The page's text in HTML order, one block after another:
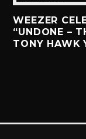
WEEZER
“UNDONE –
TONY HAWK